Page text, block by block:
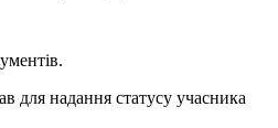
для надання статусу учасника